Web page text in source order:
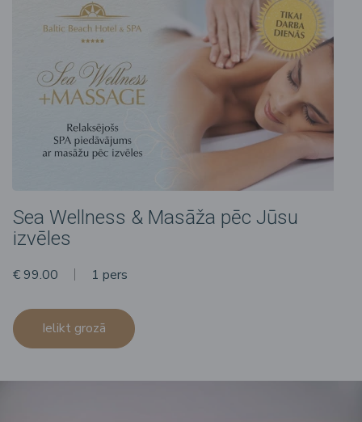
Sea Wellness & Masāža pēc Jūsu
izvēles
€ 99.00 1 pers
Ielikt grozā